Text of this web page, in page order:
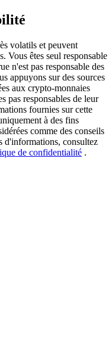
USDT prize pool!
volatils et peuvent
Vous êtes seul responsable
n'est pas responsable des
appuyons sur des sources
aux crypto-monnaies
pas responsables de leur
fournies sur cette
à des fins
comme des conseils
d'informations, consultez
de confidentialité .